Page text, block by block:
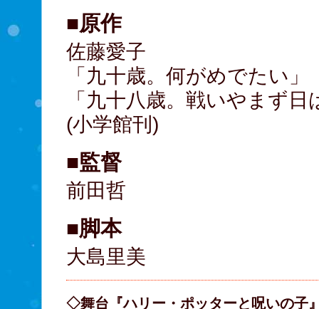
■原作
佐藤愛子
「九十歳。何がめでたい」
「九十八歳。戦いやまず日
(小学館刊)
■監督
前田哲
■脚本
大島里美
◇舞台『ハリー・ポッターと呪いの子